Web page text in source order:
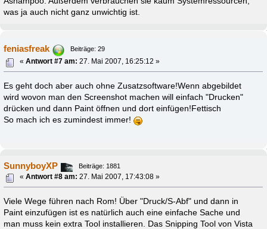
was ja auch nicht ganz unwichtig ist.
feniasfreak
Beiträge: 29
«Antwort #7 am: 27. Mai 2007, 16:25:12 »
Es geht doch aber auch ohne Zusatzsoftware!Wenn abgebildet
wird wovon man den Screenshot machen will einfach "Drucken"
drücken und dann Paint öffnen und dort einfügen!Fettisch
So mach ich es zumindest immer!
SunnyboyXP
Beiträge: 1881
«Antwort #8 am: 27. Mai 2007, 17:43:08 »
Viele Wege führen nach Rom! Über "Druck/S-Abf" und dann in
Paint einzufügen ist es natürlich auch eine einfache Sache und
man muss kein extra Tool installieren. Das Snipping Tool von Vista